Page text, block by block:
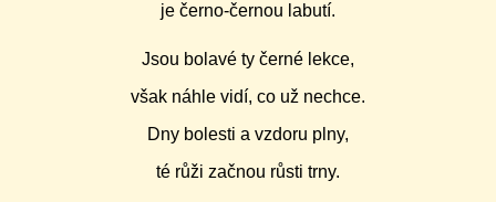
je černo-černou labutí.
Jsou bolavé ty černé lekce,
však náhle vidí, co už nechce.
Dny bolesti a vzdoru plny,
té růži začnou růsti trny.